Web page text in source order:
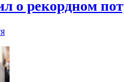
о рекордном